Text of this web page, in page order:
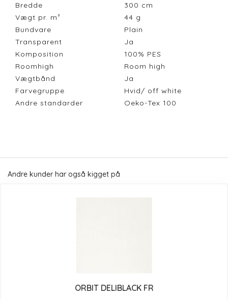
Bredde 300 cm
Vægt pr. m²
44 g
Bundvare
Plain
Transparent
Ja
Komposition
100% PES
Roomhigh
Room high
Vægtbånd
Ja
Farvegruppe
Hvid/ off white
Andre standarder
Oeko-Tex 100
Andre kunder har også kigget på
ORBIT DELIBLACK FR